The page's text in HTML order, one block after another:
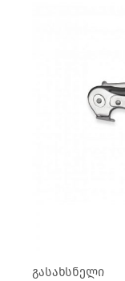
გასახსნელი